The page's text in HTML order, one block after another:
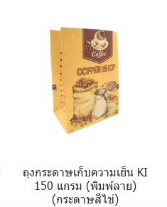
ถุงกระดาษเก็บความเย็น KI
150 แกรม (พิมพ์ลาย)
(กระดาษสีไข่)